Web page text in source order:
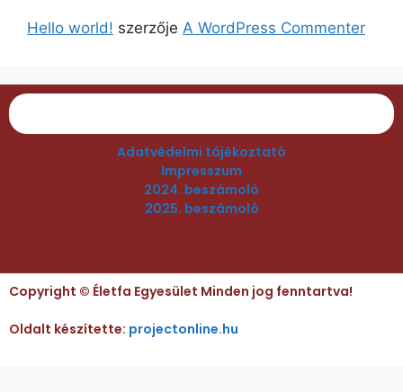
Hello world! szerzője A WordPress Commenter
Adatvédelmi tájékoztató
Impresszum
2024. beszámoló
2025. beszámoló
Copyright © Életfa Egyesület Minden jog fenntartva!
Oldalt készítette: projectonline.hu